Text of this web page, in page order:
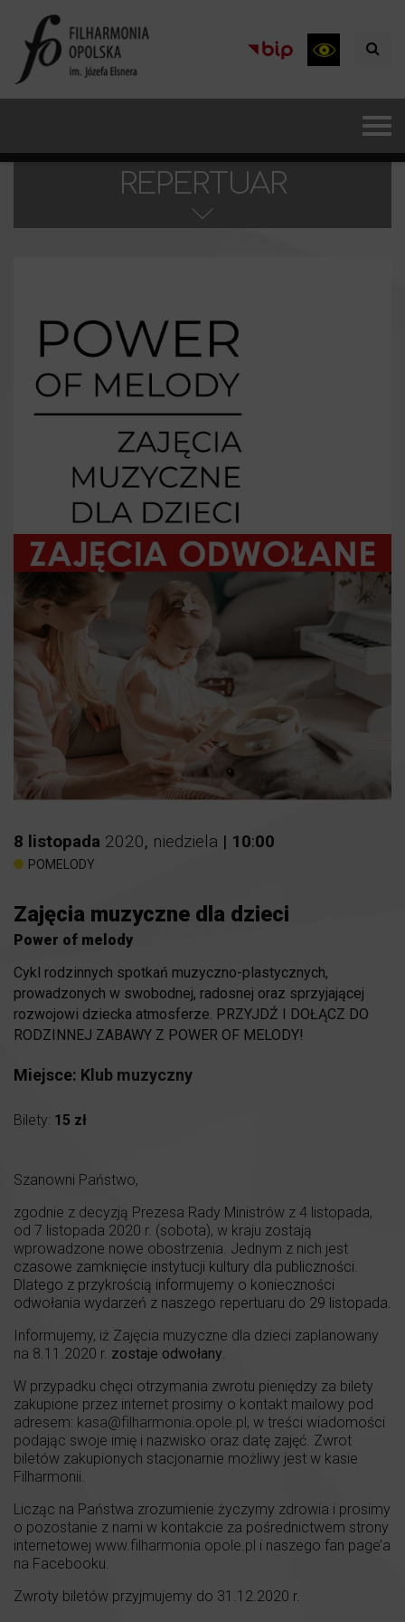
REPERTUAR
8 listopada 2020, niedziela | 10:00
POMELODY
Zajęcia muzyczne dla dzieci
Power of melody
Cykl rodzinnych spotkań muzyczno-plastycznych,
prowadzonych w swobodnej, radosnej oraz sprzyjającej
rozwojowi dziecka atmosferze. PRZYJDŹ I DOŁĄCZ DO
RODZINNEJ ZABAWY Z POWER OF MELODY!
Miejsce: Klub muzyczny
Bilety: 15 zł
Szanowni Państwo,
zgodnie z decyzją Prezesa Rady Ministrów z 4 listopada,
od 7 listopada 2020 r. (sobota), w kraju zostają
wprowadzone nowe obostrzenia. Jednym z nich jest
czasowe zamknięcie instytucji kultury dla publiczności.
Dlatego z przykrością informujemy o konieczności
odwołania wydarzeń z naszego repertuaru do 29 listopada.
Informujemy, iż Zajęcia muzyczne dla dzieci zaplanowany
na 8.11.2020 r. zostaje odwołany.
W przypadku chęci otrzymania zwrotu pieniędzy za bilety
zakupione przez internet prosimy o kontakt mailowy pod
adresem: kasa@filharmonia.opole.pl , w treści wiadomości
podając swoje imię i nazwisko oraz datę zajęć. Zwrot
biletów zakupionych stacjonarnie możliwy jest w kasie
Filharmonii.
Licząc na Państwa zrozumienie życzymy zdrowia i prosimy
o pozostanie z nami w kontakcie za pośrednictwem strony
internetowej www.filharmonia.opole.pl i naszego fan page’a
na Facebooku.
Zwroty biletów przyjmujemy do 31.12.2020 r.